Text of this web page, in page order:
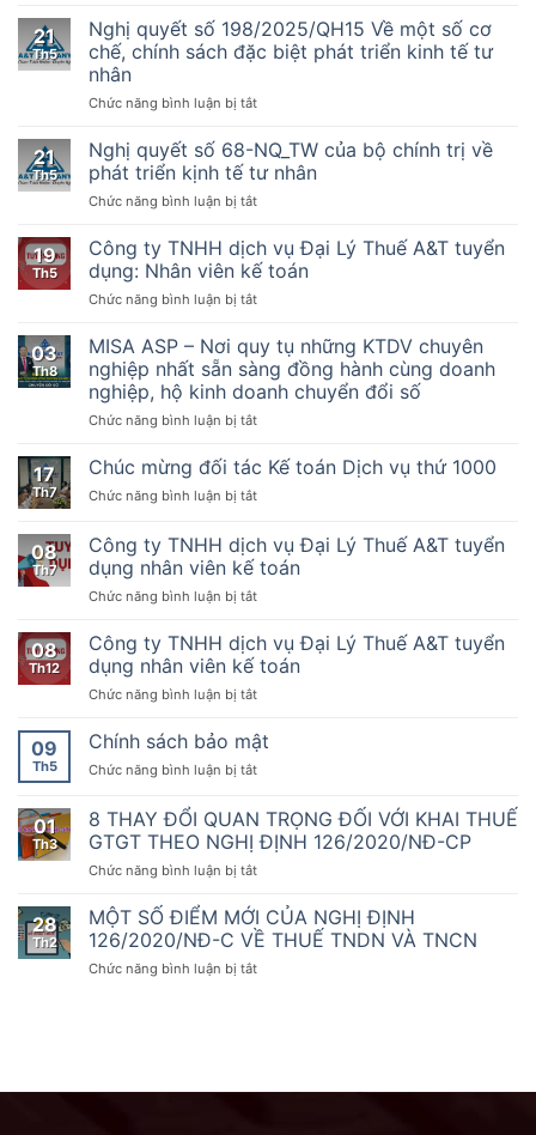
kế
toán
tư
Số
32/2025/TT-
–
dẫn
thực
hiện
một
điều
của
Quản
thuế
ngày
13
6
2019,
123/2020/NĐ-
CP
ngày
10
năm
2020
Chính
phủ
quy
về
hóa
đơn,
chứng
Nghị
định
70/2025/NĐ-
21
Th5
Nghị quyết số 198/2025/QH15 Về một số cơ
chế, chính sách đặc biệt phát triển kinh tế tư
nhân
Chức năng bình luận bị tắtở
quyết
số
198/2025/QH15
Về
số
cơ
chế,
chính
đặc
biệt
phát
kinh
tư
21
Th5
Nghị quyết số 68-NQ_TW của bộ chính trị về
phát triển kịnh tế tư nhân
Chức năng bình luận bị tắtở
quyết
số
68-
NQ_TW
bộ
chính
về
phát
kịnh
tư
19
Th5
Công ty TNHH dịch vụ Đại Lý Thuế A&T tuyển
dụng: Nhân viên kế toán
Chức năng bình luận bị tắtở
TNHH
dịch
vụ
Đại
Thuế
A&T
tuyển
Nhân
viên
toán
03
Th8
MISA ASP – Nơi quy tụ những KTDV chuyên
nghiệp nhất sẵn sàng đồng hành cùng doanh
nghiệp, hộ kinh doanh chuyển đổi số
Chức năng bình luận bị tắtở
ASP
–
Nơi
tụ
những
KTDV
chuyên
nhất
sẵn
đồng
cùng
doanh
kinh
doanh
chuyển
số
17
Th7
Chúc mừng đối tác Kế toán Dịch vụ thứ 1000
Chức năng bình luận bị tắtở
mừng
đối
tác
Kế
Dịch
vụ
thứ
1000
08
Th7
Công ty TNHH dịch vụ Đại Lý Thuế A&T tuyển
dụng nhân viên kế toán
Chức năng bình luận bị tắtở
ty
TNHH
dịch
vụ
Lý
Thuế
A&T
dụng
nhân
kế
08
Th12
Công ty TNHH dịch vụ Đại Lý Thuế A&T tuyển
dụng nhân viên kế toán
Chức năng bình luận bị tắtở
ty
TNHH
dịch
Đại
Lý
Thuế
A&T
dụng
nhân
kế
09
Th5
Chính sách bảo mật
Chức năng bình luận bị tắtở
sách
bảo
mật
01
Th3
8 THAY ĐỔI QUAN TRỌNG ĐỐI VỚI KHAI THUẾ
GTGT THEO NGHỊ ĐỊNH 126/2020/NĐ-CP
Chức năng bình luận bị tắtở
THAY
ĐỔI
QUAN
TRỌNG
THEO
28
Th2
MỘT SỐ ĐIỂM MỚI CỦA NGHỊ ĐỊNH
126/2020/NĐ-C VỀ THUẾ TNDN VÀ TNCN
Chức năng bình luận bị tắtở
NGHỊ